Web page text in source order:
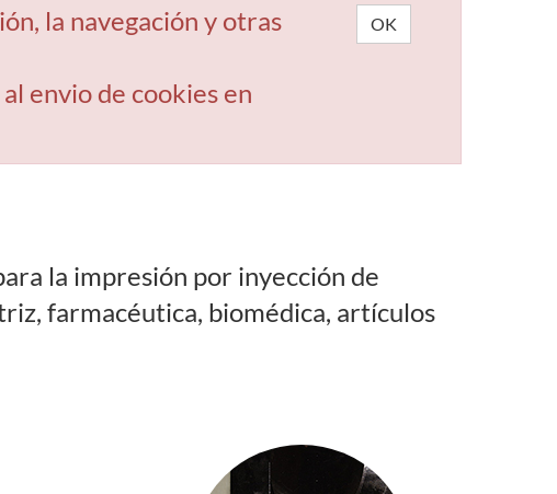
la navegación y otras
envio de cookies en
OK
la impresión por inyección de
farmacéutica, biomédica, artículos